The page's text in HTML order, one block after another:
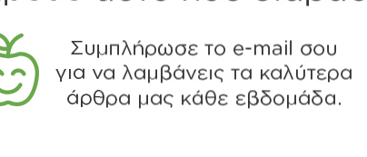
τεχνικών χρωστικών και πρόσθετων
αλατιού οδήγησε στην προσαρμογή και
περιέχουν 25% λιγότερο αλάτι.
τους κύβους;